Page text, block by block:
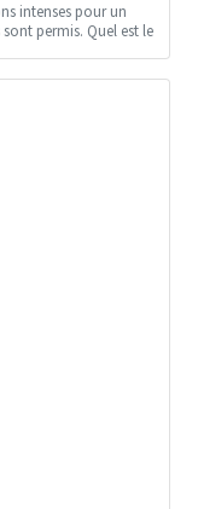
intenses pour un
permis. Quel est le